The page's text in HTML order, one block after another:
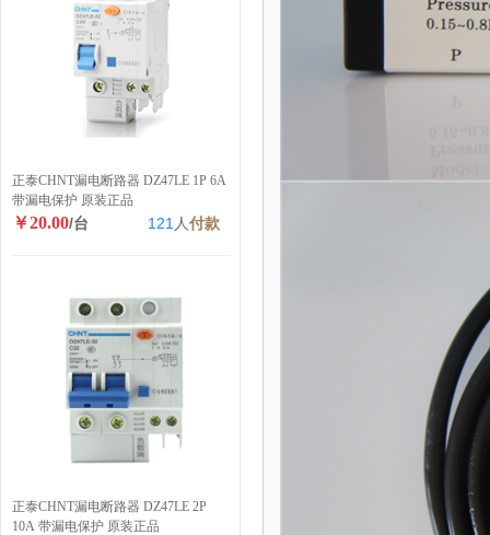
正泰CHNT漏电断路器 DZ47LE 1P 6A
带漏电保护 原装正品
￥20.00/台 121 人付款
正泰CHNT漏电断路器 DZ47LE 2P
10A 带漏电保护 原装正品